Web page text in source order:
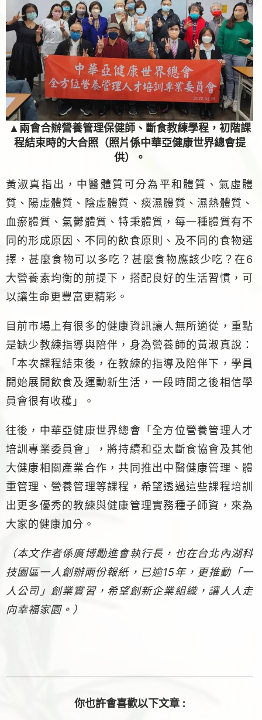
▲兩會合辦營養管理保健師、斷食教練學程，初階課
程結束時的大合照（照片係中華亞健康世界總會提
供）。
黃淑真指出，中醫體質可分為平和體質、氣虛體
質、陽虛體質、陰虛體質、痰濕體質、濕熱體質、
血瘀體質、氣鬱體質、特秉體質，每一種體質有不
同的形成原因、不同的飲食原則、及不同的食物選
擇，甚麼食物可以多吃？甚麼食物應該少吃？在6
大營養素均衡的前提下，搭配良好的生活習慣，可
以讓生命更豐富更精彩。
目前市場上有很多的健康資訊讓人無所適從，重點
是缺少教練指導與陪伴，身為營養師的黃淑真說：
「本次課程結束後，在教練的指導及陪伴下，學員
開始展開飲食及運動新生活，一段時間之後相信學
員會很有收穫」。
往後，中華亞健康世界總會「全方位營養管理人才
培訓專業委員會」，將持續和亞太斷食協會及其他
大健康相關產業合作，共同推出中醫健康管理、體
重管理、營養管理等課程，希望透過這些課程培訓
出更多優秀的教練與健康管理實務種子師資，來為
大家的健康加分。
（本文作者係廣博勵進會執行長，也在台北內湖科
技園區一人創辦兩份報紙，已逾15年，更推動「一
人公司」創業實習，希望創新企業組織，讓人人走
向幸福家園。）
你也許會喜歡以下文章 :